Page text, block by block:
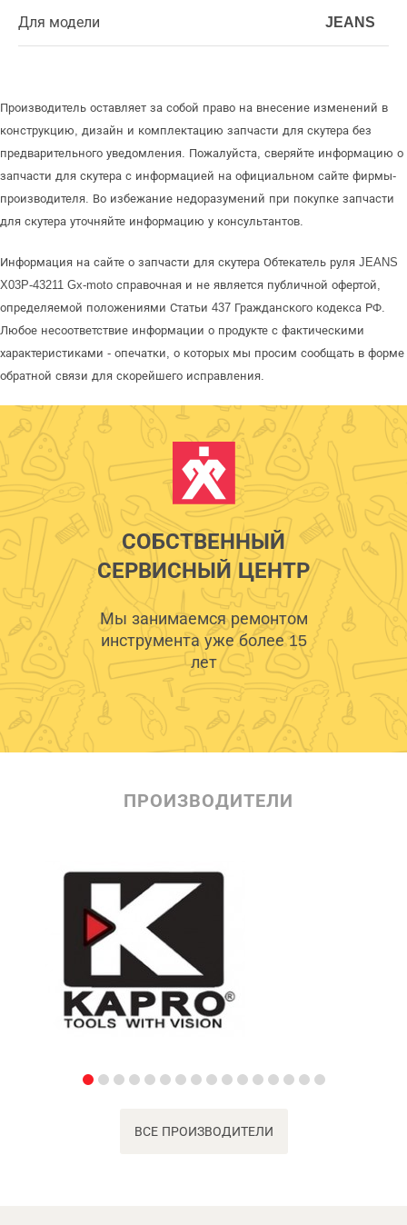
Для модели JEANS
Производитель оставляет за собой право на внесение изменений в
конструкцию, дизайн и комплектацию запчасти для скутера без
предварительного уведомления. Пожалуйста, сверяйте информацию о
запчасти для скутера с информацией на официальном сайте фирмы-
производителя. Во избежание недоразумений при покупке запчасти
для скутера уточняйте информацию у консультантов.
Информация на сайте о запчасти для скутера Обтекатель руля JEANS
X03P-43211 Gx-moto справочная и не является публичной офертой,
определяемой положениями Статьи 437 Гражданского кодекса РФ.
Любое несоответствие информации о продукте с фактическими
характеристиками - опечатки, о которых мы просим сообщать в форме
обратной связи для скорейшего исправления.
СОБСТВЕННЫЙ
СЕРВИСНЫЙ ЦЕНТР
Мы занимаемся ремонтом
инструмента уже более 15
лет
ПРОИЗВОДИТЕЛИ
ВСЕ ПРОИЗВОДИТЕЛИ